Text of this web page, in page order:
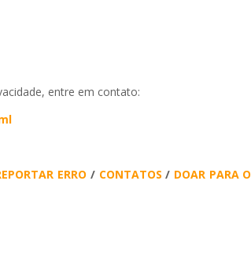
entre em contato:
ERRO / CONTATOS / DOAR PARA O